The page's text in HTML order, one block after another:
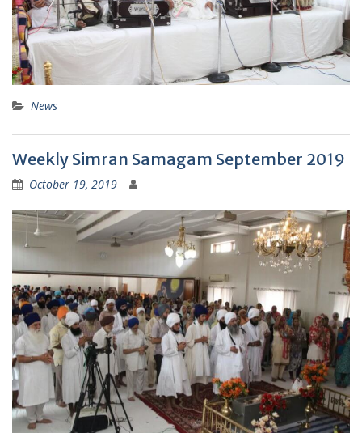
News
Weekly Simran Samagam September 2019
October 19, 2019